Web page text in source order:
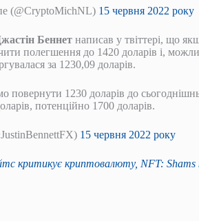
(@CryptoMichNL) 15 червня 2022 року
Беннет написав у твіттері, що
полегшення до 1420 доларів і,
за 1230,09 доларів.
повернути 1230 доларів до
потенційно 1700 доларів.
15 червня 2022 року
критикує криптовалюту, NFT: Shams